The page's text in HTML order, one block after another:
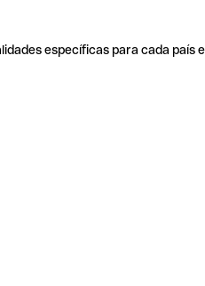
específicas para cada país